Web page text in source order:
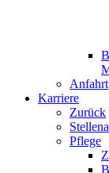
Anfahrt
Karriere
Zurück
Pflege